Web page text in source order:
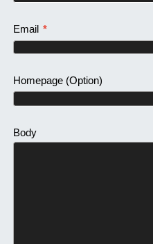
Email *
Homepage(Option)
Body